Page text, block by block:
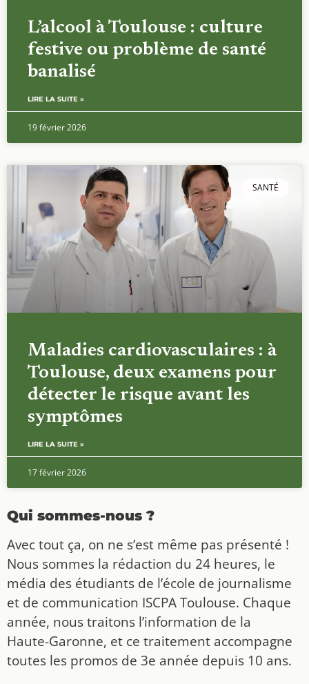
L’alcool à Toulouse : culture
festive ou problème de santé
banalisé
LIRE LA SUITE »
19 février 2026
SANTÉ
Maladies cardiovasculaires : à
Toulouse, deux examens pour
détecter le risque avant les
symptômes
LIRE LA SUITE »
17 février 2026
Qui sommes-nous ?
Avec tout ça, on ne s’est même pas présenté !
Nous sommes la rédaction du 24 heures, le
média des étudiants de l’école de journalisme
et de communication ISCPA Toulouse. Chaque
année, nous traitons l’information de la
Haute-Garonne, et ce traitement accompagne
toutes les promos de 3e année depuis 10 ans.